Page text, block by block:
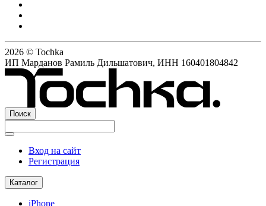
2026 © Tochka
ИП Марданов Рамиль Дильшатович, ИНН 160401804842
Поиск
Вход на сайт
Регистрация
Каталог
iPhone